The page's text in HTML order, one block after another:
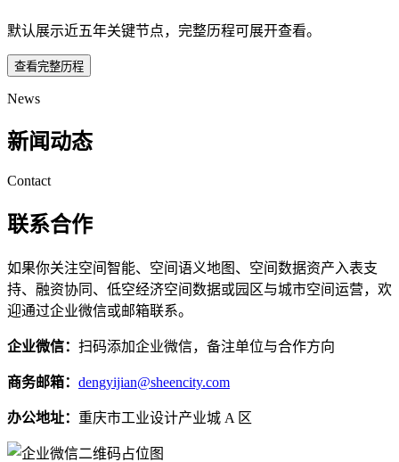
默认展示近五年关键节点，完整历程可展开查看。
查看完整历程
News
新闻动态
Contact
联系合作
如果你关注空间智能、空间语义地图、空间数据资产入表支
持、融资协同、低空经济空间数据或园区与城市空间运营，欢
迎通过企业微信或邮箱联系。
企业微信： 扫码添加企业微信，备注单位与合作方向
商务邮箱： dengyijian@sheencity.com
办公地址： 重庆市工业设计产业城 A 区